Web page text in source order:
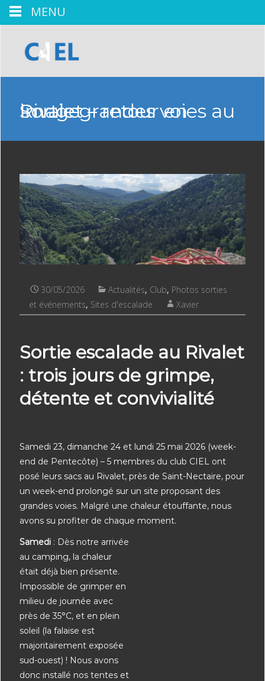
Sortie grandes voies au Rivalet – retour en image
30/05/2026 Actualités, Club, Photos sorties
et événements, Sites d'escalade Xavier
Sortie escalade au Rivalet
: trois jours de grimpe,
détente et convivialité
Samedi 23, dimanche 24 et lundi 25 mai 2026 (week-
end de Pentecôte) – 5 membres du club CIEL ont
posé leurs sacs au Rivalet, près de Saint-Nectaire, pour
un week-end prolongé sur un site proposant des
grandes voies. Malgré une chaleur étouffante, nous
avons su profiter de chaque moment.
Samedi : Dès notre arrivée
au camping, la chaleur
était déjà bien présente.
Impossible de grimper en
milieu de journée avec
près de 35°C, et en plein
soleil (la falaise est
majoritairement exposée
sud-ouest) ! Nous avons
donc installé nos tentes et
MENU